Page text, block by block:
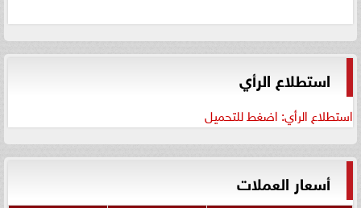
استطلاع الرأي
استطلاع الرأي: اضغط للتحميل
أسعار العملات